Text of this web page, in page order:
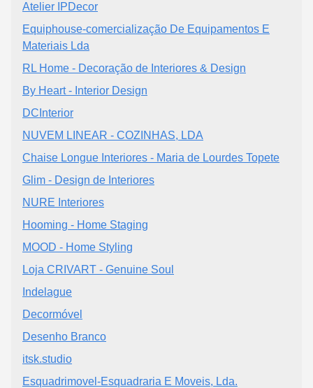
Atelier IPDecor
Equiphouse-comercialização De Equipamentos E
Materiais Lda
RL Home - Decoração de Interiores & Design
By Heart - Interior Design
DCInterior
NUVEM LINEAR - COZINHAS, LDA
Chaise Longue Interiores - Maria de Lourdes Topete
Glim - Design de Interiores
NURE Interiores
Hooming - Home Staging
MOOD - Home Styling
Loja CRIVART - Genuine Soul
Indelague
Decormóvel
Desenho Branco
itsk.studio
Esquadrimovel-Esquadraria E Moveis, Lda.